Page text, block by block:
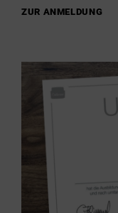
ZUR ANMELDUNG